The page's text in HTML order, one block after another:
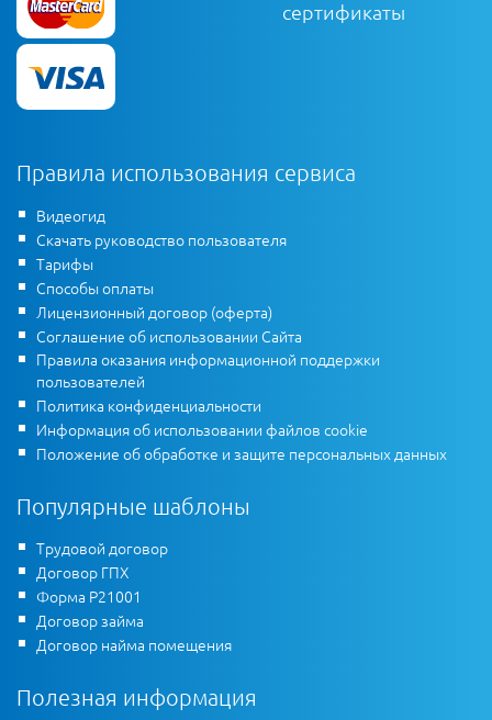
сертификаты
Правила использования сервиса
Видеогид
Скачать руководство пользователя
Тарифы
Способы оплаты
Лицензионный договор (оферта)
Соглашение об использовании Сайта
Правила оказания информационной поддержки
пользователей
Политика конфиденциальности
Информация об использовании файлов cookie
Положение об обработке и защите персональных данных
Популярные шаблоны
Трудовой договор
Договор ГПХ
Форма Р21001
Договор займа
Договор найма помещения
Полезная информация